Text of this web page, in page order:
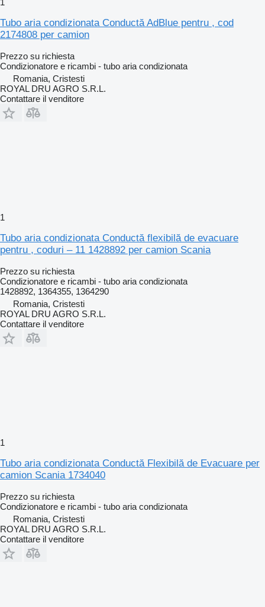
1
Tubo aria condizionata Conductă AdBlue pentru , cod
2174808 per camion
Prezzo su richiesta
Condizionatore e ricambi - tubo aria condizionata
Romania, Cristesti
ROYAL DRU AGRO S.R.L.
Contattare il venditore
1
Tubo aria condizionata Conductă flexibilă de evacuare
pentru , coduri – 11 1428892 per camion Scania
Prezzo su richiesta
Condizionatore e ricambi - tubo aria condizionata
1428892, 1364355, 1364290
Romania, Cristesti
ROYAL DRU AGRO S.R.L.
Contattare il venditore
1
Tubo aria condizionata Conductă Flexibilă de Evacuare per
camion Scania 1734040
Prezzo su richiesta
Condizionatore e ricambi - tubo aria condizionata
Romania, Cristesti
ROYAL DRU AGRO S.R.L.
Contattare il venditore